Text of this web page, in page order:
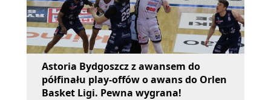
Astoria Bydgoszcz z awansem do
półfinału play-offów o awans do Orlen
Basket Ligi. Pewna wygrana!